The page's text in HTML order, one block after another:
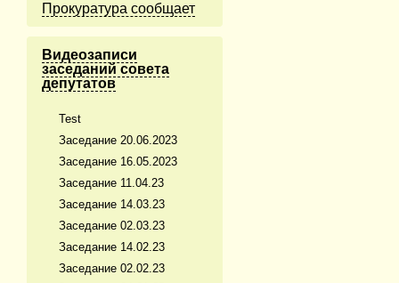
Прокуратура сообщает
Видеозаписи
заседаний совета
депутатов
Test
Заседание 20.06.2023
Заседание 16.05.2023
Заседание 11.04.23
Заседание 14.03.23
Заседание 02.03.23
Заседание 14.02.23
Заседание 02.02.23